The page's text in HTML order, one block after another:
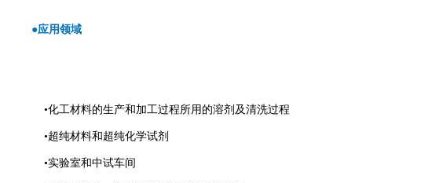
●应用领域
•化工材料的生产和加工过程所用的溶剂及清洗过程
•超纯材料和超纯化学试剂
•实验室和中试车间